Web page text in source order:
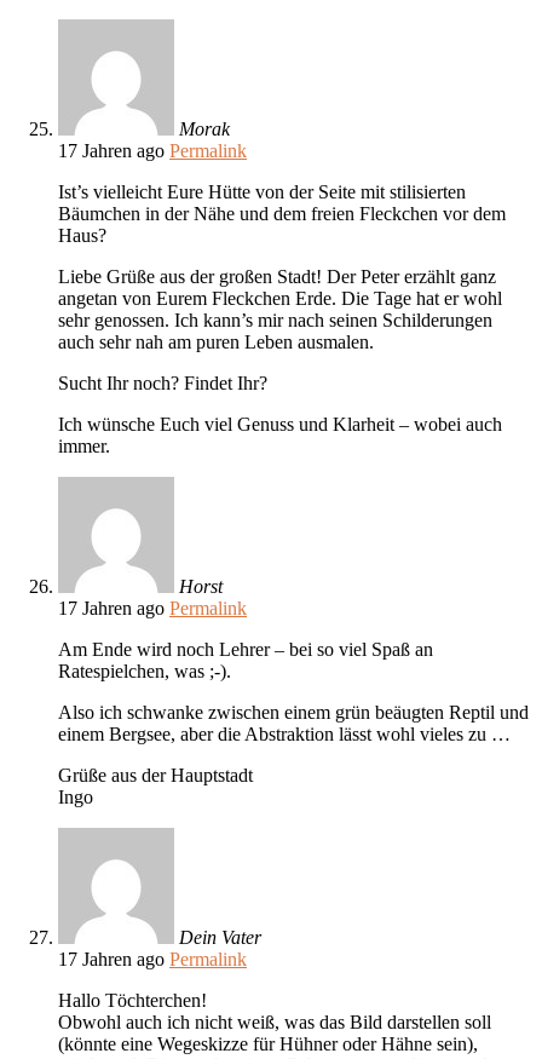
Morak
17 Jahren ago Permalink
Ist’s vielleicht Eure Hütte von der Seite mit stilisierten
Bäumchen in der Nähe und dem freien Fleckchen vor dem
Haus?
Liebe Grüße aus der großen Stadt! Der Peter erzählt ganz
angetan von Eurem Fleckchen Erde. Die Tage hat er wohl
sehr genossen. Ich kann’s mir nach seinen Schilderungen
auch sehr nah am puren Leben ausmalen.
Sucht Ihr noch? Findet Ihr?
Ich wünsche Euch viel Genuss und Klarheit – wobei auch
immer.
Horst
17 Jahren ago Permalink
Am Ende wird noch Lehrer – bei so viel Spaß an
Ratespielchen, was ;-).
Also ich schwanke zwischen einem grün beäugten Reptil und
einem Bergsee, aber die Abstraktion lässt wohl vieles zu …
Grüße aus der Hauptstadt
Ingo
Dein Vater
17 Jahren ago Permalink
Hallo Töchterchen!
Obwohl auch ich nicht weiß, was das Bild darstellen soll
(könnte eine Wegeskizze für Hühner oder Hähne sein),